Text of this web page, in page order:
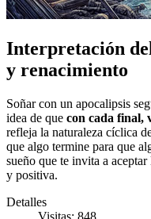
Interpretación
y renacimiento
Soñar con un apocalipsis
idea de que con cada final,
refleja la naturaleza cíclica
que algo termine para que
sueño que te invita a
y positiva.
Detalles
Visitas: 848